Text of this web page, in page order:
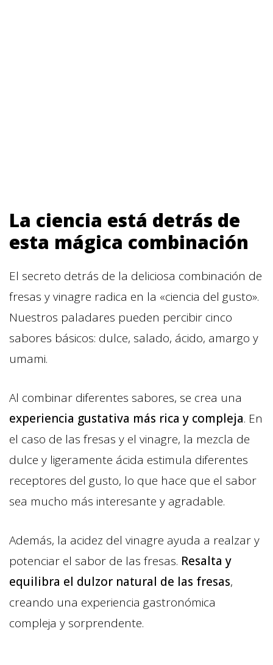
La ciencia está detrás de
esta mágica combinación
El secreto detrás de la deliciosa combinación de
fresas y vinagre radica en la «ciencia del gusto».
Nuestros paladares pueden percibir cinco
sabores básicos: dulce, salado, ácido, amargo y
umami.
Al combinar diferentes sabores, se crea una
experiencia gustativa más rica y compleja. En
el caso de las fresas y el vinagre, la mezcla de
dulce y ligeramente ácida estimula diferentes
receptores del gusto, lo que hace que el sabor
sea mucho más interesante y agradable.
Además, la acidez del vinagre ayuda a realzar y
potenciar el sabor de las fresas. Resalta y
equilibra el dulzor natural de las fresas,
creando una experiencia gastronómica
compleja y sorprendente.